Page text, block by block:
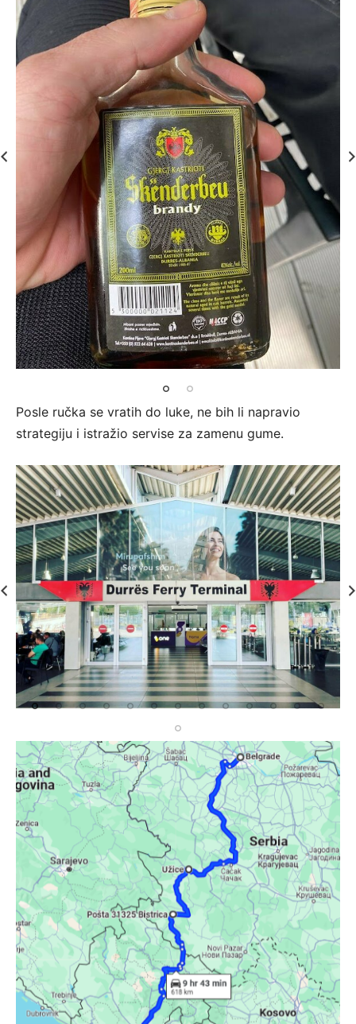
Posle ručka se vratih do luke, ne bih li napravio
strategiju i istražio servise za zamenu gume.
I moj hotel za večeras